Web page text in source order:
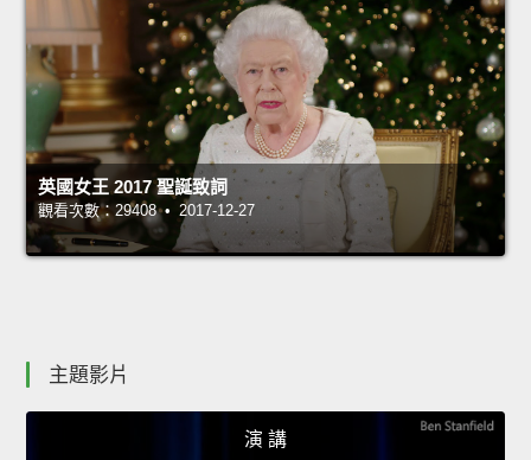
英國女王 2017 聖誕致詞
觀看次數：29408 • 2017-12-27
主題影片
演 講